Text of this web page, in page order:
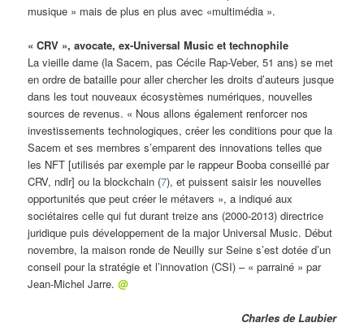
musique » mais de plus en plus avec «multimédia ».
« CRV », avocate, ex-Universal Music et technophile
La vieille dame (la Sacem, pas Cécile Rap-Veber, 51 ans) se met
en ordre de bataille pour aller chercher les droits d’auteurs jusque
dans les tout nouveaux écosystèmes numériques, nouvelles
sources de revenus. « Nous allons également renforcer nos
investissements technologiques, créer les conditions pour que la
Sacem et ses membres s’emparent des innovations telles que
les NFT [utilisés par exemple par le rappeur Booba conseillé par
CRV, ndlr] ou la blockchain (7), et puissent saisir les nouvelles
opportunités que peut créer le métavers », a indiqué aux
sociétaires celle qui fut durant treize ans (2000-2013) directrice
juridique puis développement de la major Universal Music. Début
novembre, la maison ronde de Neuilly sur Seine s’est dotée d’un
conseil pour la stratégie et l’innovation (CSI) – « parrainé » par
Jean-Michel Jarre.@
Charles de Laubier